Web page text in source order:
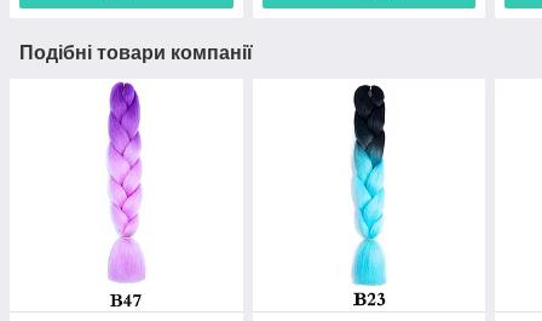
Подібні товари компанії